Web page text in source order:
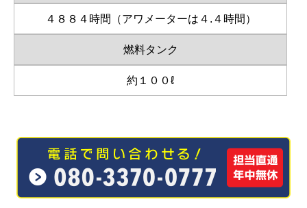
４８８４時間（アワメーターは４.４時間）
燃料タンク
約１００ℓ